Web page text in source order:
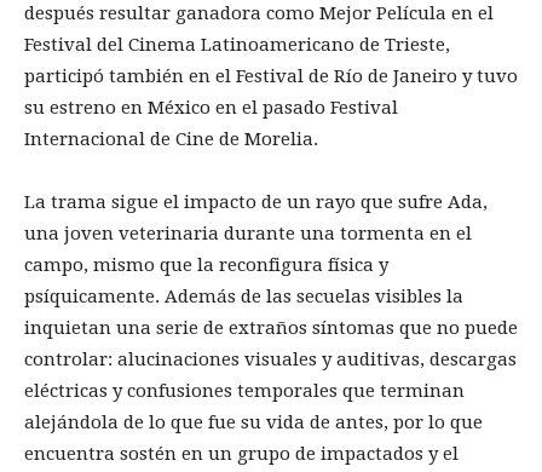
después resultar ganadora como Mejor Película en el
Festival del Cinema Latinoamericano de Trieste,
participó también en el Festival de Río de Janeiro y tuvo
su estreno en México en el pasado Festival
Internacional de Cine de Morelia.
La trama sigue el impacto de un rayo que sufre Ada,
una joven veterinaria durante una tormenta en el
campo, mismo que la reconfigura física y
psíquicamente. Además de las secuelas visibles la
inquietan una serie de extraños síntomas que no puede
controlar: alucinaciones visuales y auditivas, descargas
eléctricas y confusiones temporales que terminan
alejándola de lo que fue su vida de antes, por lo que
encuentra sostén en un grupo de impactados y el